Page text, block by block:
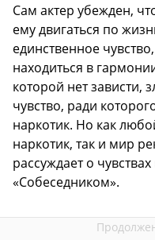
Сам актер убежден,
ему двигаться по
единственное
находиться в
которой нет зависти,
чувство, ради
наркотик. Но как
наркотик, так и мир
рассуждает о
«Собеседником».